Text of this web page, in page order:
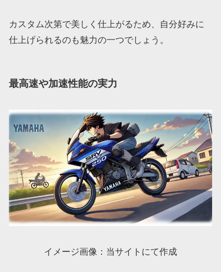
カスタム次第で美しく仕上がるため、自分好みに
仕上げられるのも魅力の一つでしょう。
最高速や加速性能の実力
イメージ画像：当サイトにて作成